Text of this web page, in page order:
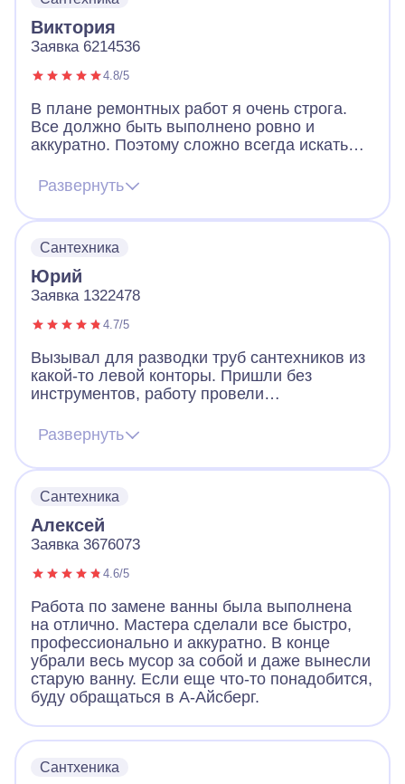
Виктория
Заявка 6214536
4.8/5
В плане ремонтных работ я очень строга.
Все должно быть выполнено ровно и
аккуратно. Поэтому сложно всегда искать
обратиться в А-Айсберг и не пожалела.
Попался очень грамотный мастер, который
выслушал, учел предпочтения и произвел
быстро, качественно и профессионально.
Спасибо!
Развернуть
Сантехника
Юрий
Заявка 1322478
4.7/5
Вызывал для разводки труб сантехников из
какой-то левой конторы. Пришли без
инструментов, работу провели
решил вызвать мастеров из проверенной
компании. И какая же разница. Мастера из
А-Айсберга все сделали качественно, без
были при них. Да, немного дороже, но
скупой платит дважды. А-Айсберг молодцы!
Развернуть
Сантехника
Алексей
Заявка 3676073
4.6/5
Работа по замене ванны была выполнена
на отлично. Мастера сделали все быстро,
профессионально и аккуратно. В конце
убрали весь мусор за собой и даже вынесли
старую ванну. Если еще что-то понадобится,
буду обращаться в А-Айсберг.
Сантхеника